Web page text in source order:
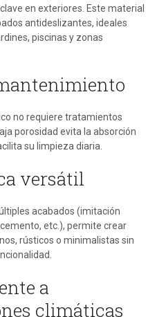
clave en exteriores. Este material
antideslizantes, ideales
piscinas y zonas
no requiere tratamientos
porosidad evita la absorción
su limpieza diaria.
versátil
acabados (imitación
etc.), permite crear
rústicos o minimalistas sin
a
climáticas